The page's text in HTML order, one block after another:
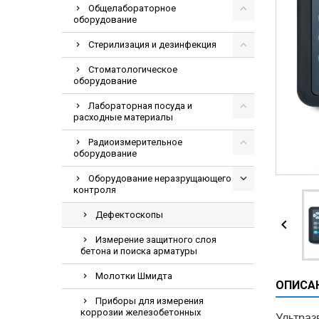
Видеоэндоскопы
Инкубаторы
ИФА-
ЛОР-Комбайны
Насосы
ПЦР анализаторы
Тракционные
УЗИ аппараты
Общелабораторное
оборудование
Стерилизация и дезинфекция
Стоматологическое
оборудование
Лабораторная посуда и
расходные материалы
Радиоизмерительное
оборудование
Оборудование неразрущающего
контроля
Дефектоскопы
Измерение защитного слоя
бетона и поиска арматуры
Молотки Шмидта
Приборы для измерения
коррозии железобетонных
